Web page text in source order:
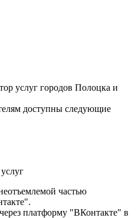
услуг городов Полоцка и
доступны следующие
частью
платформу "ВКонтакте" в